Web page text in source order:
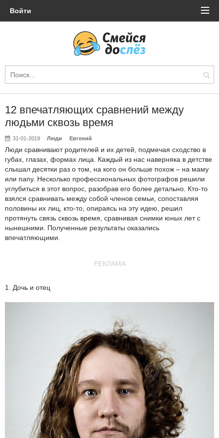
Войти
12 впечатляющих сравнений между
людьми сквозь время
31-01-2019 Люди Евгений
Люди сравнивают родителей и их детей, подмечая сходство в
губах, глазах, формах лица. Каждый из нас наверняка в детстве
слышал десятки раз о том, на кого он больше похож – на маму
или папу. Несколько профессиональных фотографов решили
углубиться в этот вопрос, разобрав его более детально. Кто-то
взялся сравнивать между собой членов семьи, сопоставляя
половины их лиц, кто-то, опираясь на эту идею, решил
протянуть связь сквозь время, сравнивая снимки юных лет с
нынешними. Полученные результаты оказались
впечатляющими.
РЕКЛАМА
1. Дочь и отец